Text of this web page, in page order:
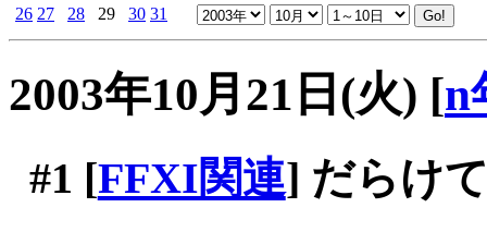
26 27 28 29 30 31
2003年10月21日(火) [n
#1 [FFXI関連] だらけ